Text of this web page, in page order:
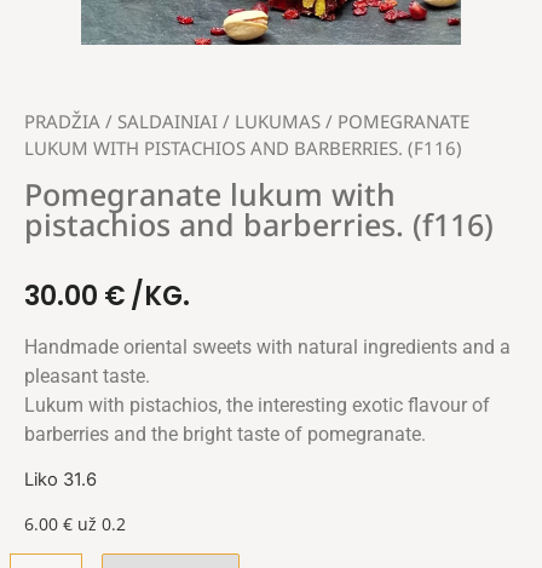
PRADŽIA / SALDAINIAI / LUKUMAS / POMEGRANATE
LUKUM WITH PISTACHIOS AND BARBERRIES. (F116)
Pomegranate lukum with
pistachios and barberries. (f116)
30.00 €/KG.
Handmade oriental sweets with natural ingredients and a
pleasant taste.
Lukum with pistachios, the interesting exotic flavour of
barberries and the bright taste of pomegranate.
Liko 31.6
6.00 € už 0.2